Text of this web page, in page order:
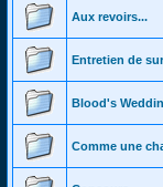
Aux revoirs...
Entretien de
Blood's
Comme une